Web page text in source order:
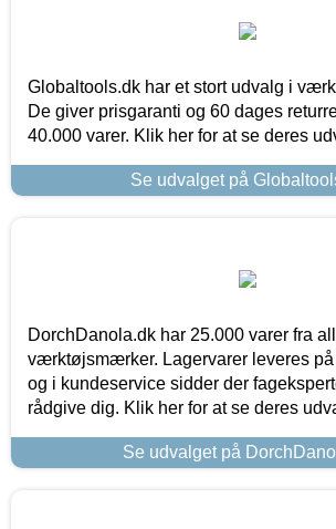
Globaltools.dk har et stort udvalg i
De giver prisgaranti og 60 dages
40.000 varer. Klik her for at se deres
Se udvalget på
DorchDanola.dk har 25.000 varer fra
værktøjsmærker. Lagervarer leveres på
og i kundeservice sidder der
rådgive dig. Klik her for at se deres
Se udvalget på